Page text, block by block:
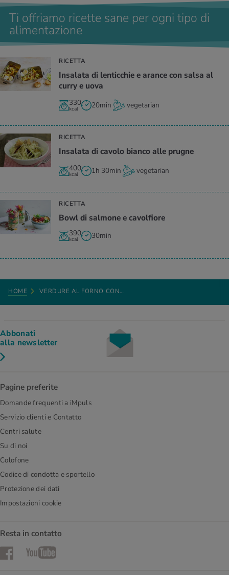
Ti offriamo ricette sane per ogni tipo di
alimentazione
RICETTA
Insalata di lenticchie e arance con salsa al
curry e uova
330
kcal 20min vegetarian
RICETTA
Insalata di cavolo bianco alle prugne
400
kcal 1h 30min vegetarian
RICETTA
Bowl di salmone e cavolfiore
390
kcal 30min
HOME VERDURE AL FORNO CON…
Abbonati
alla newsletter
Pagine preferite
Domande frequenti a iMpuls
Servizio clienti e Contatto
Centri salute
Su di noi
Colofone
Codice di condotta e sportello
Protezione dei dati
Impostazioni cookie
Resta in contatto
FacebookYouTube